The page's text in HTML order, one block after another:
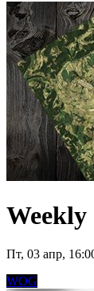
Weekly
Пт, 03 апр,
WOG